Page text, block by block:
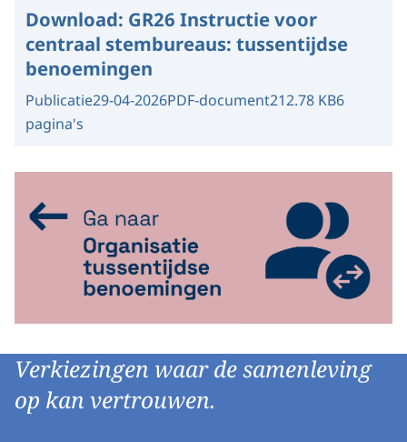
Download: GR26 Instructie voor
centraal stembureaus: tussentijdse
benoemingen
Publicatie29-04-2026PDF-document212.78 KB6
pagina's
Verkiezingen waar de samenleving
op kan vertrouwen.